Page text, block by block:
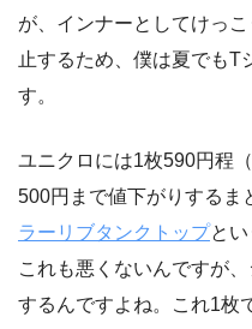
が、インナーとしてけっ
止するため、僕は夏でもT
す。
ユニクロには1枚590円程
500円まで値下がりするま
ラーリブタンクトップとい
これも悪くないんですが
するんですよね。これ1枚